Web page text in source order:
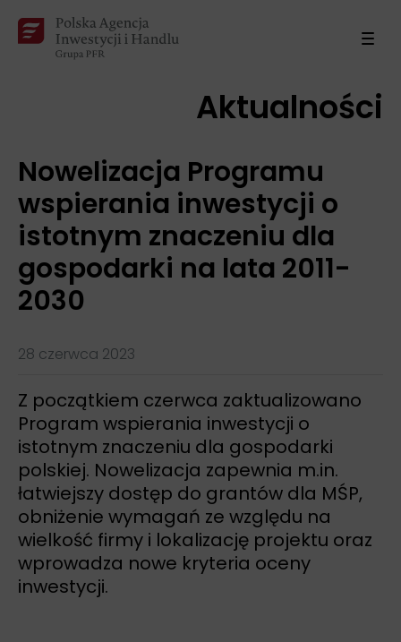
Aktualności
Nowelizacja Programu
wspierania inwestycji o
istotnym znaczeniu dla
gospodarki na lata 2011-
2030
28 czerwca 2023
Z początkiem czerwca zaktualizowano
Program wspierania inwestycji o
istotnym znaczeniu dla gospodarki
polskiej. Nowelizacja zapewnia m.in.
łatwiejszy dostęp do grantów dla MŚP,
obniżenie wymagań ze względu na
wielkość firmy i lokalizację projektu oraz
wprowadza nowe kryteria oceny
inwestycji.